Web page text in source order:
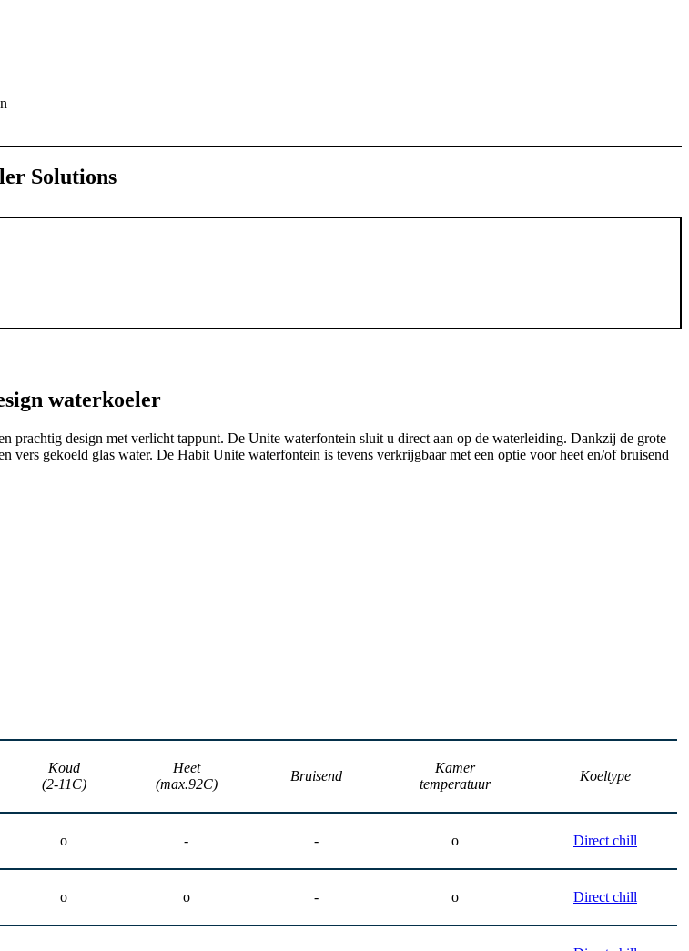
Solutions
waterkoeler
prachtig design met verlicht tappunt. De Unite waterfontein sluit u direct aan op de waterleiding. Dankzij de grote
vers gekoeld glas water. De Habit Unite waterfontein is tevens verkrijgbaar met een optie voor heet en/of bruisend
Koud
(2-11C)
Heet
(max.92C)
Bruisend
Kamer
temperatuur
Koeltype
o - - o Direct chill
o o - o Direct chill